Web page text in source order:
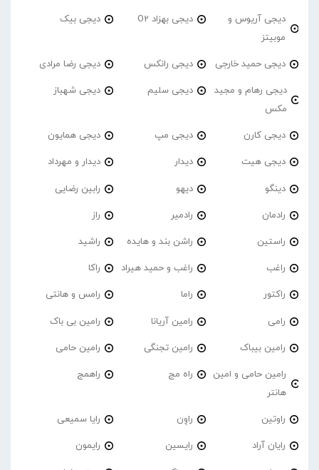
دیجی آریوس و
موبیتز
دیجی بهزاد O2 دیجی بیک
دیجی حمید خارجی دیجی رانکس دیجی رضا مرادی
دیجی رهام و مجید
مکس
دیجی سلیم دیجی شهباز
دیجی کارن دیجی مپ دیجی همایون
دیجی هیت دیدار دیدار و مهرداد
دینگو دیهو رابین رضایی
رادمان رادمیر راز
راستین راشن بند و هایده راشید
راغب راغب و حمید هیراد راکا
راکتور راما رامس و هانتی
رامی رامین آریانا رامین بی باک
رامین بیباک رامین تجنگی رامین حامی
رامین حامی و امین
هانتر
راه مج راهمج
راوتین راوِن رایا سمیعی
رایان آراد رایسین رایمون